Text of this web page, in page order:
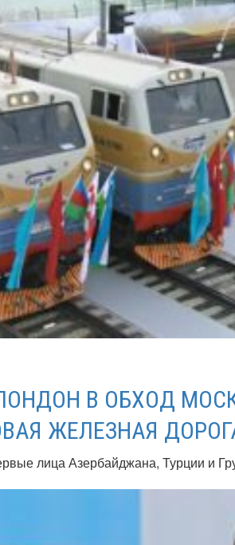
В ОБХОД
ЖЕЛЕЗНАЯ
лица Азербайджана, Турции и